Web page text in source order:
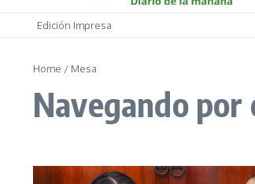
Edición Impresa
Home / Mesa
Navegando